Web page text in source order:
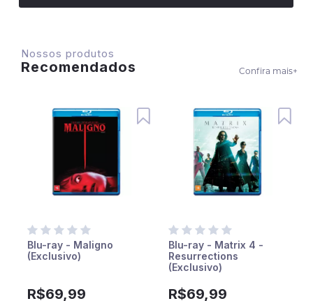
Nossos produtos
Recomendados Confira mais+
Blu-ray - Maligno
(Exclusivo)
R$69,99
Blu-ray - Matrix 4 -
Resurrections
(Exclusivo)
R$69,99